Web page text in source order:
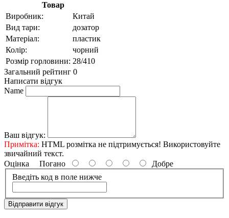
Товар
Виробник:
Китай
Вид тари:
дозатор
Матеріал:
пластик
Колір:
чорний
Розмір горловини: 28/410
Загальний рейтинг 0
Написати відгук
Name
Ваш відгук:
Примітка: HTML розмітка не підтримується! Використовуйте
звичайний текст.
Оцінка Погано
Добре
Введіть код в поле нижче
Відправити відгук